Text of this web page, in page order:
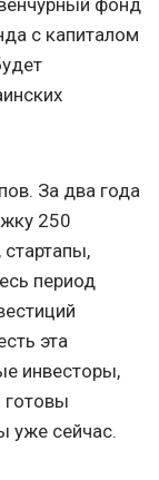
фонд
с капиталом
За два года
250
период
эта
инвесторы,
готовы
уже сейчас.